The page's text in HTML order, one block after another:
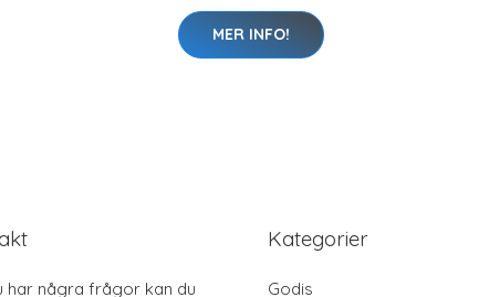
MER INFO!
har några frågor kan du
Kategorier
Godis